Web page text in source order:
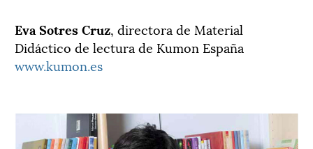
Eva Sotres Cruz, directora de Material
Didáctico de lectura de Kumon España
www.kumon.es